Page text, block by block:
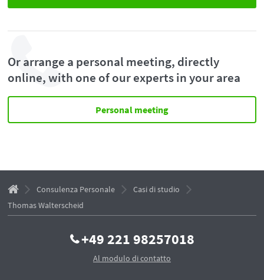
Or arrange a personal meeting, directly
online, with one of our experts in your area
Personal meeting
Consulenza Personale
Casi di studio
Thomas Walterscheid
+49 221 98257018
Al modulo di contatto